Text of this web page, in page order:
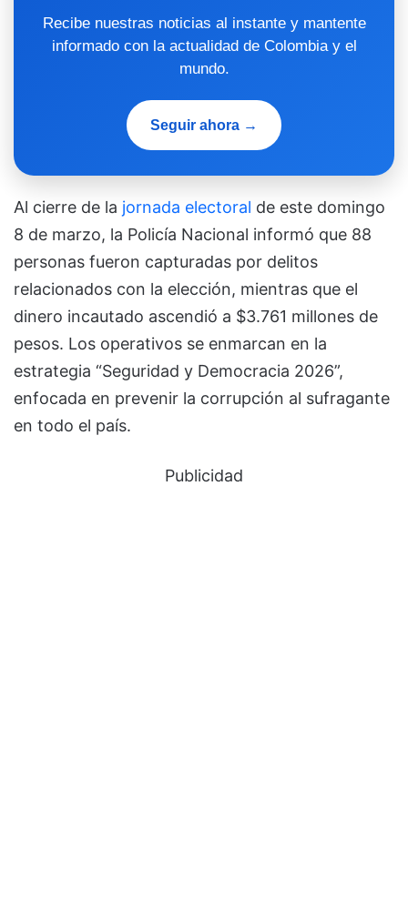
Recibe nuestras noticias al instante y mantente
informado con la actualidad de Colombia y el
mundo.
Seguir ahora →
Al cierre de la jornada electoral de este domingo
8 de marzo, la Policía Nacional informó que 88
personas fueron capturadas por delitos
relacionados con la elección, mientras que el
dinero incautado ascendió a $3.761 millones de
pesos. Los operativos se enmarcan en la
estrategia “Seguridad y Democracia 2026”,
enfocada en prevenir la corrupción al sufragante
en todo el país.
Publicidad